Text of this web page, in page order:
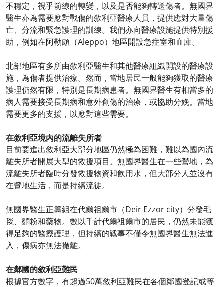
不穩定，視乎前線的轉變，以及是否能夠轉送傷者。無國界
醫生亦為需要應對戰傷的敘利亞醫療人員，提供應對大量傷
亡、分流和緊急護理的訓練。我們亦向醫療設施提供特別援
助，例如在阿勒頗（Aleppo）地區開設急症室和血庫。
北部地區有多所由敘利亞醫生和其他醫療組織開設的醫療設
施，為傷者提供治療。然而，當地居民一般能夠獲取的醫療
護理仍然有限，特別是長期病患者。無國界醫生有相當多的
病人需要接受長期病和意外創傷的治療，或協助分娩。當地
需要更多的支援，以應對這些需要。
在敘利亞境內的流離失所者
目前要進出敘利亞大部分地區仍然極為困難，難以為國內流
離失所者開展大型的救援項目。無國界醫生在一些營地，為
流離失所者臨時分發救援物資和飲用水，但大部分人並沒有
在營地生活，而是持續流徒。
無國界醫生正籌組在代爾祖爾市（Deir Ezzor city）分發毛
毯、麵粉和藥物。數以千計代爾祖爾市的居民，仍然未能獲
得足夠的醫療護理，但持續的戰事不僅令無國界醫生無法進
入，傷病亦無法撤離。
在鄰國的敘利亞難民
根據官方數字，有超過50萬敘利亞難民在各個鄰國登記或等